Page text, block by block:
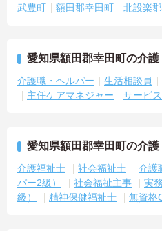
武豊町
額田郡幸田町 北設楽
愛知県額田郡幸田町の介
介護職・ヘルパー 生活相談員
主任ケアマネジャー
サービ
愛知県額田郡幸田町の介
介護福祉士 社会福祉士
介護
パー2級）
社会福祉主事
実
級）
精神保健福祉士 無資格